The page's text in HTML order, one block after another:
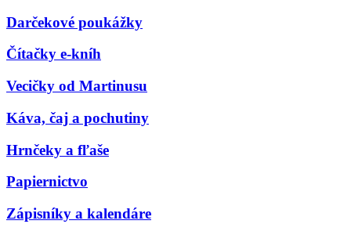
Darčekové poukážky
Čítačky e-kníh
Vecičky od Martinusu
Káva, čaj a pochutiny
Hrnčeky a fľaše
Papiernictvo
Zápisníky a kalendáre